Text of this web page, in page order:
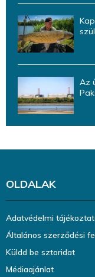
Az
OLDALAK
Adatvédelmi
Általános szerződési
Küldd be sztoridat
Médiaajánlat